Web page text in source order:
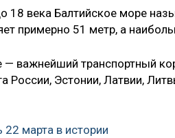
18 века Балтийское море
примерно 51 метр, а
— важнейший транспортный
России, Эстонии, Латвии,
22 марта в истории